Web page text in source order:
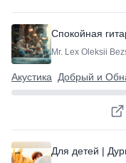
Спокойная
Mr. Lex Oleksii
Акустика Добрый и
Для детей |